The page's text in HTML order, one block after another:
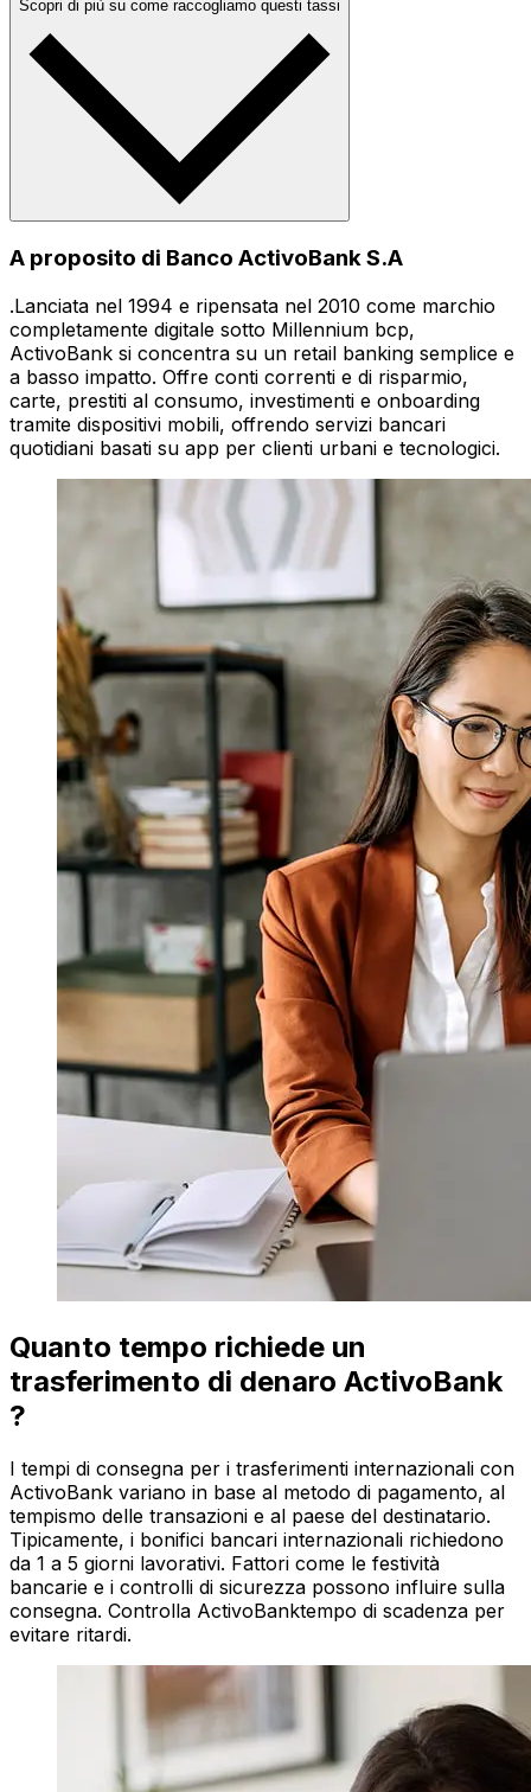
Scopri di più su come raccogliamo questi tassi
A proposito di Banco ActivoBank S.A
.Lanciata nel 1994 e ripensata nel 2010 come marchio
completamente digitale sotto Millennium bcp,
ActivoBank si concentra su un retail banking semplice e
a basso impatto. Offre conti correnti e di risparmio,
carte, prestiti al consumo, investimenti e onboarding
tramite dispositivi mobili, offrendo servizi bancari
quotidiani basati su app per clienti urbani e tecnologici.
Quanto tempo richiede un
trasferimento di denaro ActivoBank
?
I tempi di consegna per i trasferimenti internazionali con
ActivoBank variano in base al metodo di pagamento, al
tempismo delle transazioni e al paese del destinatario.
Tipicamente, i bonifici bancari internazionali richiedono
da 1 a 5 giorni lavorativi. Fattori come le festività
bancarie e i controlli di sicurezza possono influire sulla
consegna. Controlla ActivoBanktempo di scadenza per
evitare ritardi.